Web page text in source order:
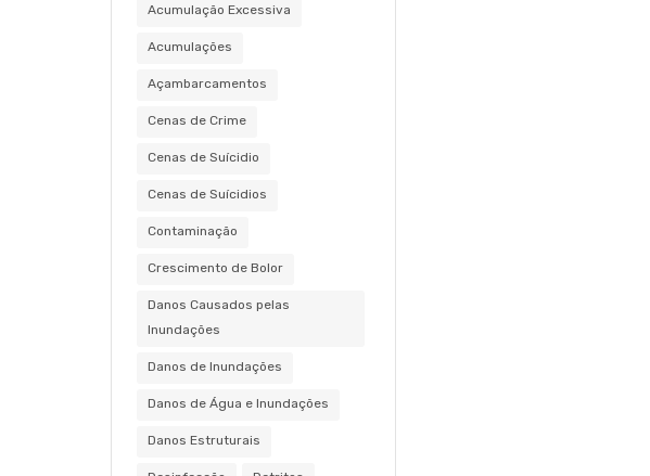
Acumulação Excessiva
Acumulações
Açambarcamentos
Cenas de Crime
Cenas de Suícidio
Cenas de Suícidios
Contaminação
Crescimento de Bolor
Danos Causados pelas
Inundações
Danos de Inundações
Danos de Água e Inundações
Danos Estruturais